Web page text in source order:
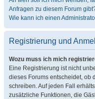
Anfragen zu diesem Forum
Wie kann ich einen
Registrierung und
Wozu muss ich mich
Eine Registrierung ist nicht
dieses Forums entscheidet, ob
schreiben. Auf jeden Fall
zusätzliche Funktionen, die